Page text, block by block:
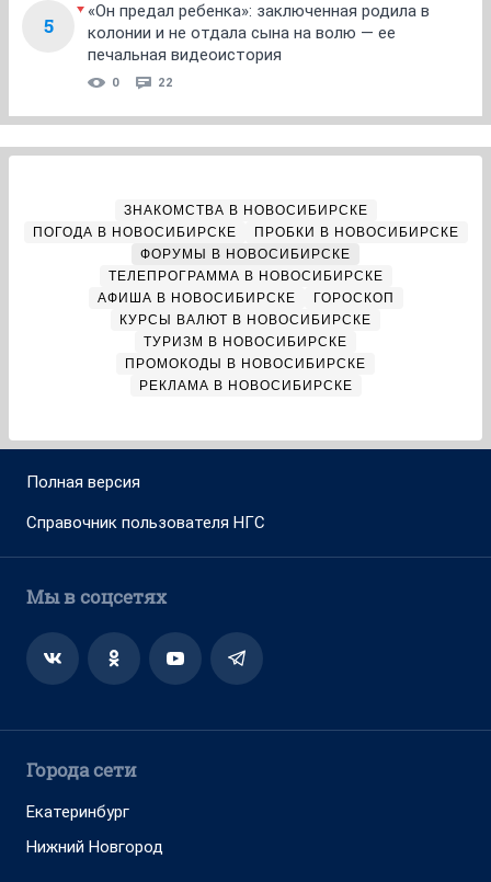
5
«Он предал ребенка»: заключенная родила в
колонии и не отдала сына на волю — ее
печальная видеоистория
0 22
ЗНАКОМСТВА В НОВОСИБИРСКЕ
ПОГОДА В НОВОСИБИРСКЕ
ПРОБКИ В НОВОСИБИРСКЕ
ФОРУМЫ В НОВОСИБИРСКЕ
ТЕЛЕПРОГРАММА В НОВОСИБИРСКЕ
АФИША В НОВОСИБИРСКЕ
ГОРОСКОП
КУРСЫ ВАЛЮТ В НОВОСИБИРСКЕ
ТУРИЗМ В НОВОСИБИРСКЕ
ПРОМОКОДЫ В НОВОСИБИРСКЕ
РЕКЛАМА В НОВОСИБИРСКЕ
Полная версия
Справочник пользователя НГС
Мы в соцсетях
Города сети
Екатеринбург
Нижний Новгород